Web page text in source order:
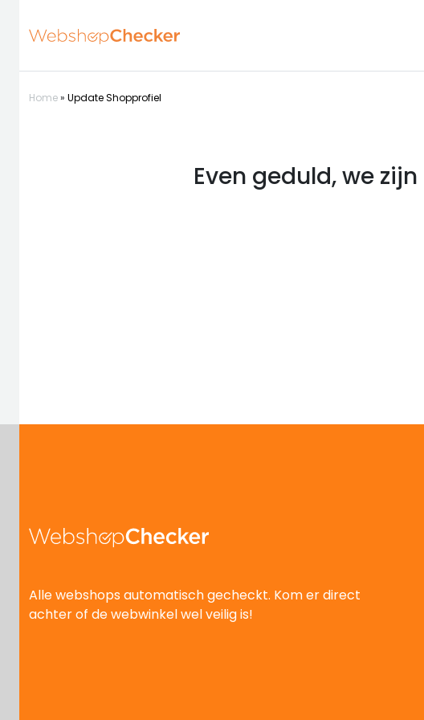
Home» Update Shopprofiel
Even geduld, we zijn
Alle webshops automatisch gecheckt. Kom er direct
achter of de webwinkel wel veilig is!